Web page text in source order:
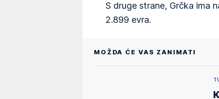
S druge strane, Grčka ima
2.899 evra.
MOŽDA ĆE VAS ZANIMATI